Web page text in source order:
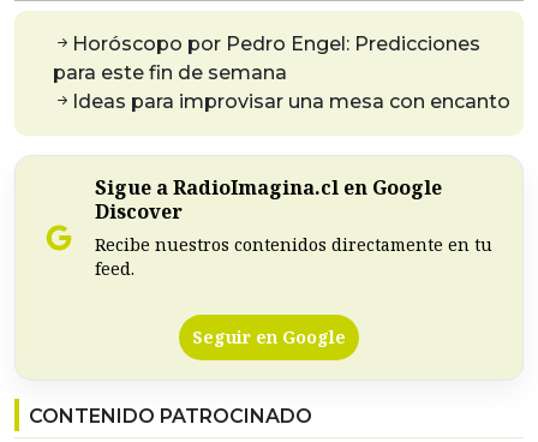
Horóscopo por Pedro Engel: Predicciones
para este fin de semana
Ideas para improvisar una mesa con encanto
Sigue a RadioImagina.cl en Google
Discover
Recibe nuestros contenidos directamente en tu
feed.
Seguir en Google
CONTENIDO PATROCINADO